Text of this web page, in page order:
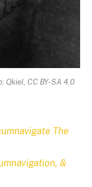
Qkiel, CC BY-SA 4.0
The
&